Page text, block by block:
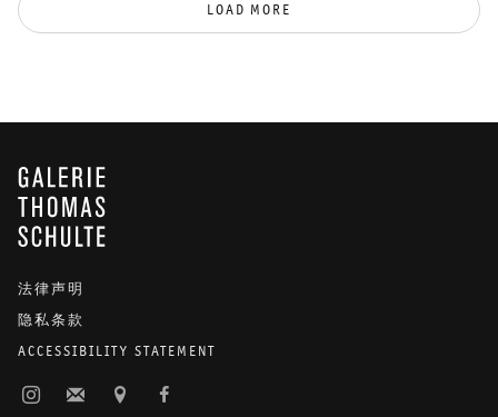
LOAD MORE
GALERIE THOMAS SCHULTE
法律声明
隐私条款
ACCESSIBILITY STATEMENT